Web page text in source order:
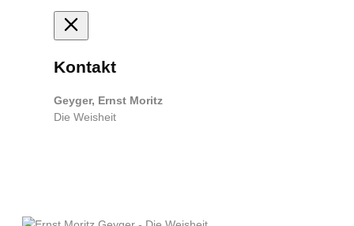
Kontakt
Geyger, Ernst Moritz
Die Weisheit